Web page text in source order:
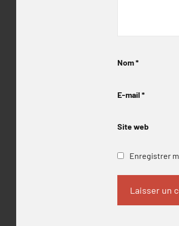
Nom*
E-mail *
Site web
Enregistrer